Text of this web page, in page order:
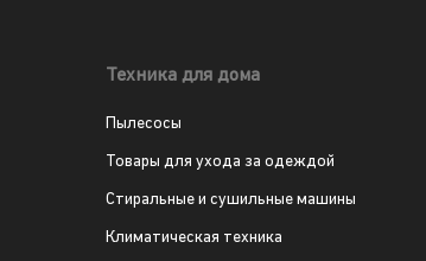
Техника для дома
Пылесосы
Товары для ухода за одеждой
Стиральные и сушильные машины
Климатическая техника